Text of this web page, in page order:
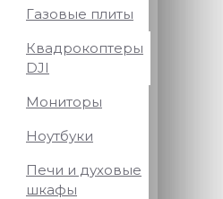
Газовые плиты
Квадрокоптеры
DJI
Мониторы
Ноутбуки
Печи и духовые
шкафы